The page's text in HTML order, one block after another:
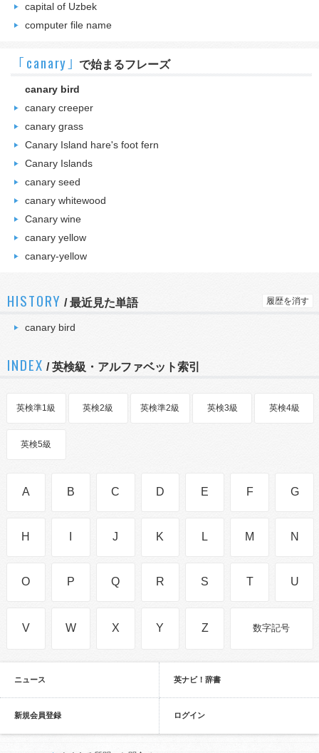
capital of Uzbek
computer file name
｢canary｣ で始まるフレーズ
canary bird
canary creeper
canary grass
Canary Island hare's foot fern
Canary Islands
canary seed
canary whitewood
Canary wine
canary yellow
canary-yellow
HISTORY /最近見た単語 履歴を消す
canary bird
INDEX / 英検級・アルファベット索引
英検準1級 英検2級 英検準2級 英検3級 英検4級
英検5級
A B C D E F G
H J K L M N
O P Q R S T U
V W X Y Z 数字記号
ニュース 英ナビ！辞書
新規会員登録 ログイン